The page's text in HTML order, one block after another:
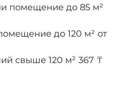
помещение до 85 м²
до 120 м² от
свыше 120 м² 367 ₸